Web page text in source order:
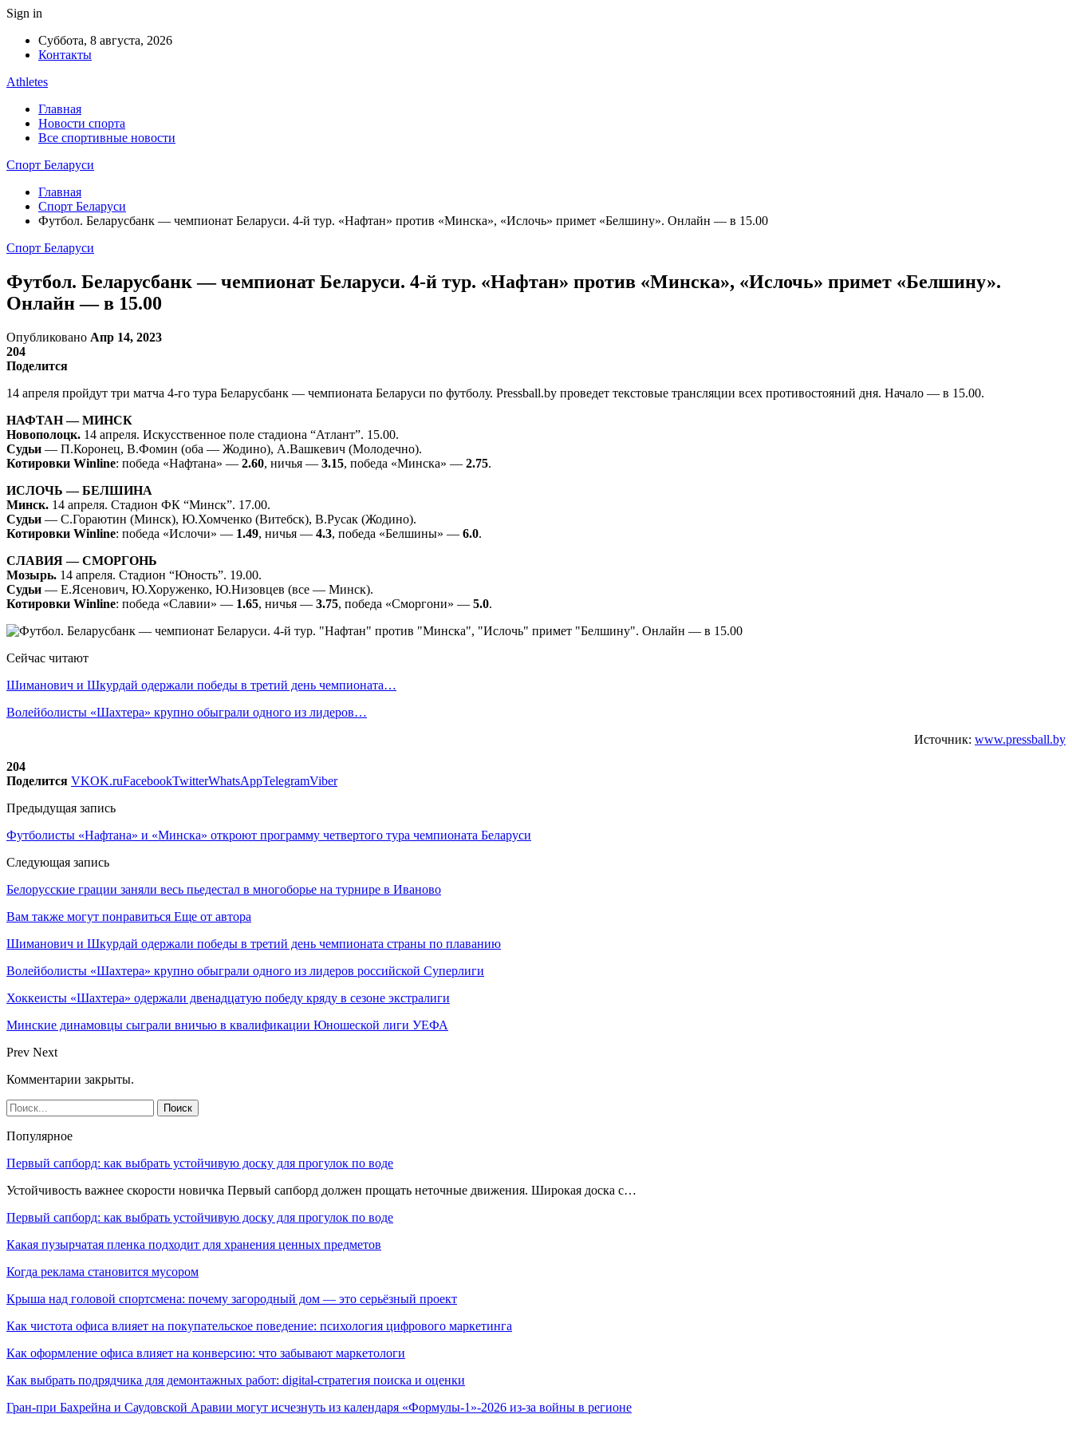
Sign in
Суббота, 8 августа, 2026
Контакты
Athletes
Главная
Новости спорта
Все спортивные новости
Спорт Беларуси
Главная
Спорт Беларуси
Футбол. Беларусбанк — чемпионат Беларуси. 4-й тур. «Нафтан» против «Минска», «Ислочь» примет «Белшину». Онлайн — в 15.00
Спорт Беларуси
Футбол. Беларусбанк — чемпионат Беларуси. 4-й тур. «Нафтан» против «Минска», «Ислочь» примет «Белшину».
Онлайн — в 15.00
Опубликовано Апр 14, 2023
204
Поделится
14 апреля пройдут три матча 4-го тура Беларусбанк — чемпионата Беларуси по футболу. Pressball.by проведет текстовые трансляции всех противостояний дня. Начало — в 15.00.
НАФТАН — МИНСК
Новополоцк. 14 апреля. Искусственное поле стадиона “Атлант”. 15.00.
Судьи — П.Коронец, В.Фомин (оба — Жодино), А.Вашкевич (Молодечно).
Котировки Winline: победа «Нафтана» — 2.60, ничья — 3.15, победа «Минска» — 2.75.
ИСЛОЧЬ — БЕЛШИНА
Минск. 14 апреля. Стадион ФК “Минск”. 17.00.
Судьи — С.Гораютин (Минск), Ю.Хомченко (Витебск), В.Русак (Жодино).
Котировки Winline: победа «Ислочи» — 1.49, ничья — 4.3, победа «Белшины» — 6.0.
СЛАВИЯ — СМОРГОНЬ
Мозырь. 14 апреля. Стадион “Юность”. 19.00.
Судьи — Е.Ясенович, Ю.Хоруженко, Ю.Низовцев (все — Минск).
Котировки Winline: победа «Славии» — 1.65, ничья — 3.75, победа «Сморгони» — 5.0.
Сейчас читают
Шиманович и Шкурдай одержали победы в третий день чемпионата…
Волейболисты «Шахтера» крупно обыграли одного из лидеров…
Источник: www.pressball.by
204
Поделится VKOK.ruFacebookTwitterWhatsAppTelegramViber
Предыдущая запись
Футболисты «Нафтана» и «Минска» откроют программу четвертого тура чемпионата Беларуси
Следующая запись
Белорусские грации заняли весь пьедестал в многоборье на турнире в Иваново
Вам также могут понравиться Еще от автора
Шиманович и Шкурдай одержали победы в третий день чемпионата страны по плаванию
Волейболисты «Шахтера» крупно обыграли одного из лидеров российской Суперлиги
Хоккеисты «Шахтера» одержали двенадцатую победу кряду в сезоне экстралиги
Минские динамовцы сыграли вничью в квалификации Юношеской лиги УЕФА
Prev Next
Комментарии закрыты.
Популярное
Первый сапборд: как выбрать устойчивую доску для прогулок по воде
Устойчивость важнее скорости новичка Первый сапборд должен прощать неточные движения. Широкая доска с…
Первый сапборд: как выбрать устойчивую доску для прогулок по воде
Какая пузырчатая пленка подходит для хранения ценных предметов
Когда реклама становится мусором
Крыша над головой спортсмена: почему загородный дом — это серьёзный проект
Как чистота офиса влияет на покупательское поведение: психология цифрового маркетинга
Как оформление офиса влияет на конверсию: что забывают маркетологи
Как выбрать подрядчика для демонтажных работ: digital-стратегия поиска и оценки
Гран-при Бахрейна и Саудовской Аравии могут исчезнуть из календаря «Формулы-1»-2026 из-за войны в регионе